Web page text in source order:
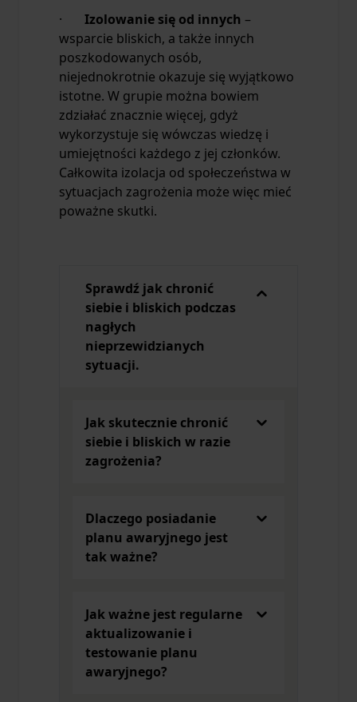
·
Izolowanie się od innych –
wsparcie bliskich, a także innych
poszkodowanych osób,
niejednokrotnie okazuje się wyjątkowo
istotne. W grupie można bowiem
zdziałać znacznie więcej, gdyż
wykorzystuje się wówczas wiedzę i
umiejętności każdego z jej członków.
Całkowita izolacja od społeczeństwa w
sytuacjach zagrożenia może więc mieć
poważne skutki.
Sprawdź jak chronić
siebie i bliskich podczas
nagłych
nieprzewidzianych
sytuacji.
Jak skutecznie chronić
siebie i bliskich w razie
zagrożenia?
Dlaczego posiadanie
planu awaryjnego jest
tak ważne?
Jak ważne jest regularne
aktualizowanie i
testowanie planu
awaryjnego?